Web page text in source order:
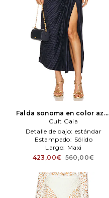
Falda sonoma en color azul
mareno
Cult Gaia
Cult Gaia
Detalle de bajo: estándar
Estampado: Sólido
Largo: Maxi
423,00€ 560,00€